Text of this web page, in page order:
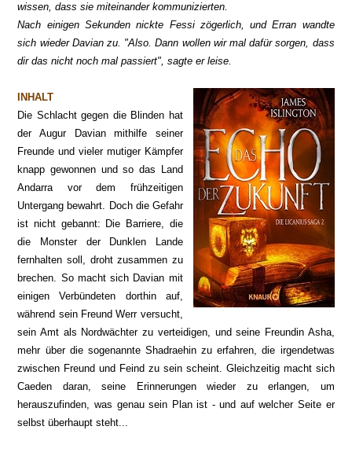
wissen, dass sie miteinander kommunizierten.
Nach einigen Sekunden nickte Fessi zögerlich, und Erran wandte
sich wieder Davian zu. "Also. Dann wollen wir mal dafür sorgen, dass
dir das nicht noch mal passiert", sagte er leise.
INHALT
Die Schlacht gegen die Blinden hat
der Augur Davian mithilfe seiner
Freunde und vieler mutiger Kämpfer
knapp gewonnen und so das Land
Andarra vor dem frühzeitigen
Untergang bewahrt. Doch die Gefahr
ist nicht gebannt: Die Barriere, die
die Monster der Dunklen Lande
fernhalten soll, droht zusammen zu
brechen. So macht sich Davian mit
einigen Verbündeten dorthin auf,
während sein Freund Werr versucht,
sein Amt als Nordwächter zu verteidigen, und seine Freundin Asha,
mehr über die sogenannte Shadraehin zu erfahren, die irgendetwas
zwischen Freund und Feind zu sein scheint. Gleichzeitig macht sich
Caeden daran, seine Erinnerungen wieder zu erlangen, um
herauszufinden, was genau sein Plan ist - und auf welcher Seite er
selbst überhaupt steht...